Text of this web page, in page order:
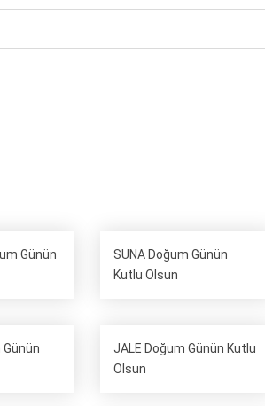
Günün
SUNA Doğum Günün
Kutlu Olsun
Günün
JALE Doğum Günün Kutlu
Olsun